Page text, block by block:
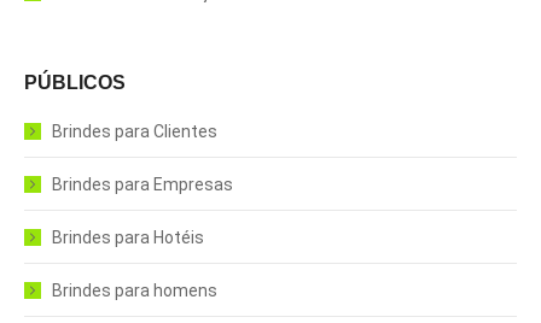
PÚBLICOS
Brindes para Clientes
Brindes para Empresas
Brindes para Hotéis
Brindes para homens